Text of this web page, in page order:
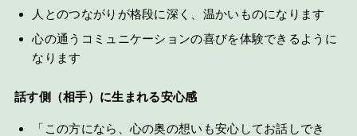
人とのつながりが格段に深く、温かいものになります
心の通うコミュニケーションの喜びを体験できるように
なります
話す側（相手）に生まれる安心感
「この方になら、心の奥の想いも安心してお話しでき